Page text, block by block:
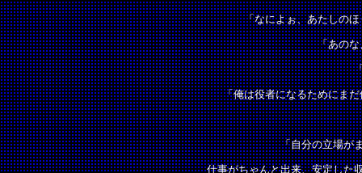
「なによぉ、あたしの
「あの
「俺は役者になるためにま
「自分の立場が
仕事がちゃんと出来、安定した